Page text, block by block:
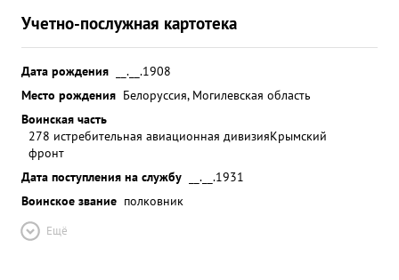
Учетно-послужная картотека
Дата рождения
__.__.1908
Место рождения Белоруссия, Могилевская область
Воинская часть
278 истребительная авиационная дивизияКрымский
фронт
Дата поступления на службу
__.__.1931
Воинское звание полковник
Ещё